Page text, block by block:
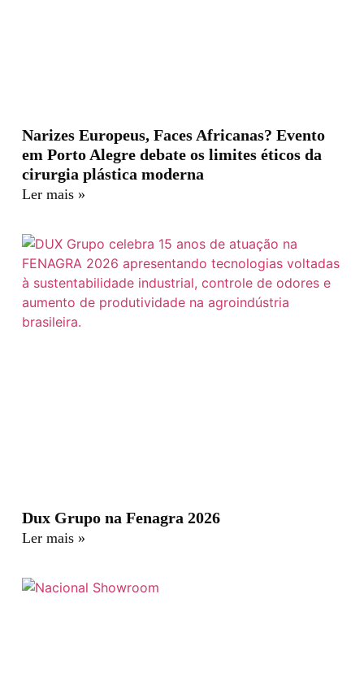
Narizes Europeus, Faces Africanas? Evento
em Porto Alegre debate os limites éticos da
cirurgia plástica moderna
Ler mais »
Dux Grupo na Fenagra 2026
Ler mais »